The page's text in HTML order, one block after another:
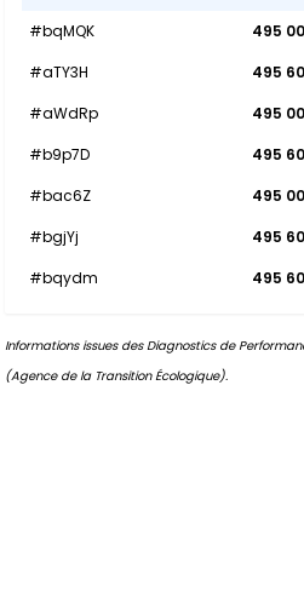
#bqMQK 495
#aTY3H
495
#aWdRp
495
#b9p7D
495
#bac6Z
495
#bgjYj
495
#bqydm
495
Informations issues des Diagnostics de
(Agence de la Transition Écologique).